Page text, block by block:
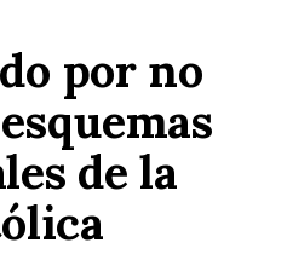
por no
de la